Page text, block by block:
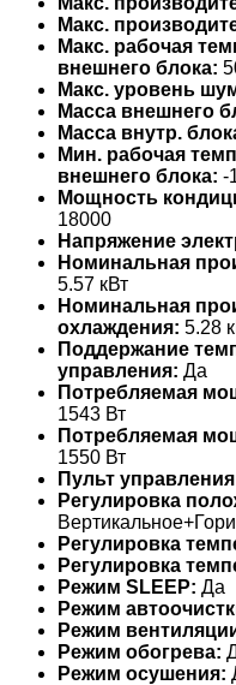
Макс.
Макс. рабочая
внешнего блока:
Макс. уровень
Масса внешнего
Масса внутр.
Мин. рабочая
внешнего блока: -
Мощность
18000
Напряжение
Номинальная
5.57 кВт
Номинальная
охлаждения: 5.28
Поддержание
управления: Да
Потребляемая
1543 Вт
Потребляемая
1550 Вт
Пульт
Регулировка
Регулировка
Регулировка
Режим SLEEP: Да
Режим
Режим
Режим обогрева:
Режим осушения: